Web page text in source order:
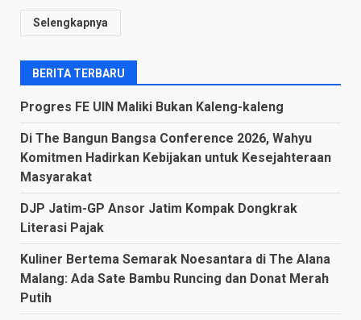
Selengkapnya
BERITA TERBARU
Progres FE UIN Maliki Bukan Kaleng-kaleng
Di The Bangun Bangsa Conference 2026, Wahyu
Komitmen Hadirkan Kebijakan untuk Kesejahteraan
Masyarakat
DJP Jatim-GP Ansor Jatim Kompak Dongkrak
Literasi Pajak
Kuliner Bertema Semarak Noesantara di The Alana
Malang: Ada Sate Bambu Runcing dan Donat Merah
Putih